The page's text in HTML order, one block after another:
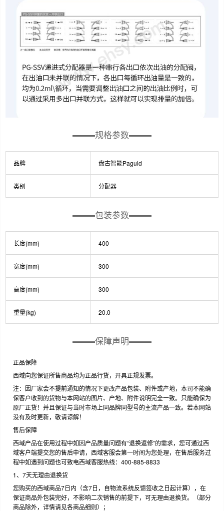
规格参数
品牌 盘古智能Paguld
类别 分配器
包装参数
长度(mm) 400
宽度(mm) 300
高度(mm) 300
重量(kg) 20.0
保障声明
正品保障
西域向您保证所售商品均为正品行货，开具正规发票。
注：因厂家会不提前通知的情况下更改产品包装、附件或产地，本司不能确
保客户收到的货物与本网站的图片、产地、附件说明完全一致。只能确保为
原厂正货！并且保证与当时市场上同品牌同型号的主流产品一致。若本网站
没有及时更新，敬请谅解！
售后保障
西域产品在使用过程中如因产品质量问题有“退换返修”的需求，您可通过西
域客户端提交您的售后申请，西域客服会第一时间为您处理，在售后服务过
程中如遇到问题也可致电西域客服热线：400-885-8833
1、7天无理由退换货
您购买的西域商品7日内（含7日，自物流系统反馈签收之日起计算），在
保证商品外包装完好，不影响二次销售的前提下，可无理由退换货。（部分
商品除外，详情请见各商品细则）；